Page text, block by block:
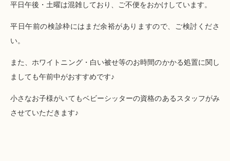
平日午後・土曜は混雑しており、ご不便をおかけしています。
平日午前の検診枠にはまだ余裕がありますので、ご検討くださ
い。
また、ホワイトニング・白い被せ等のお時間のかかる処置に関し
ましても午前中がおすすめです♪
小さなお子様がいてもベビーシッターの資格のあるスタッフがみ
させていただきます♪